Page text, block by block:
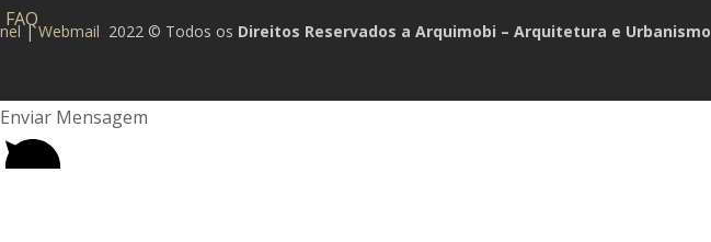
FAQ
| Webmail 2022 © Todos os Direitos Reservados a Arquimobi – Arquitetura e Urbanismo
Enviar Mensagem